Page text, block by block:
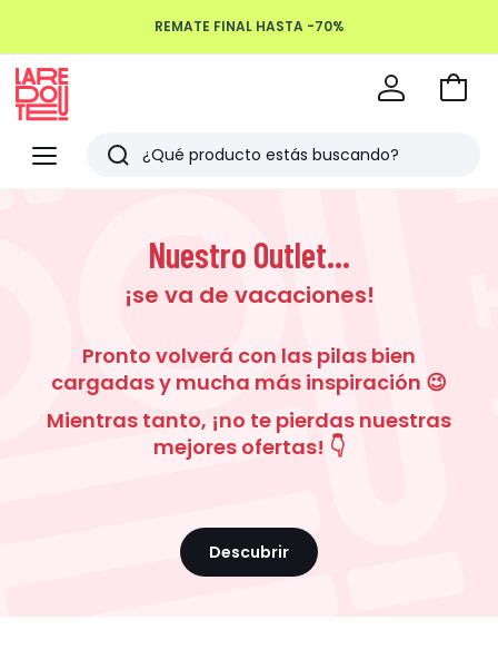
REMATE FINAL HASTA -70%
Menu
Redoute
Buscar
Últimos
vistos
Ir
Nuestro Outlet...
¡se va de vacaciones!
Pronto volverá con las pilas bien
cargadas y mucha más inspiración 😉
Mientras tanto, ¡no te pierdas nuestras
mejores ofertas! 👇
Descubrir